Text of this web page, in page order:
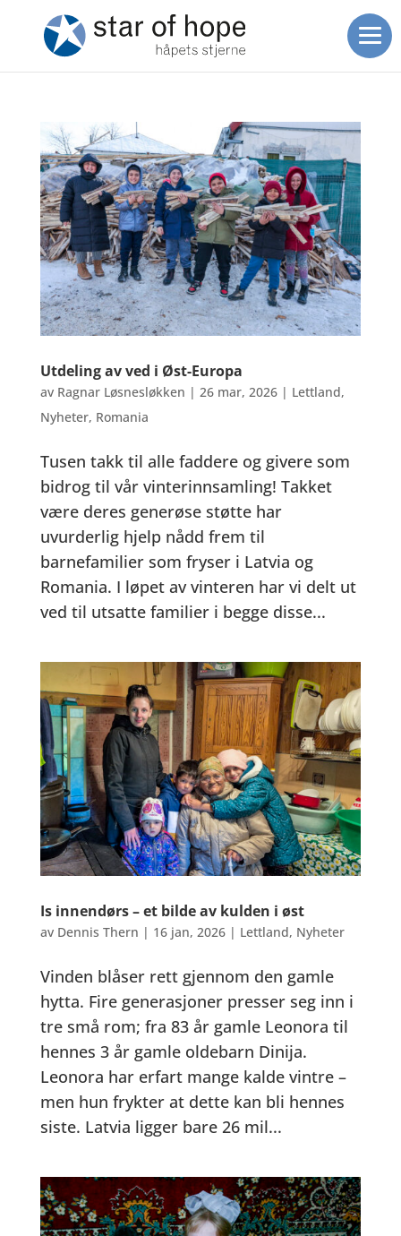
Utdeling av ved i Øst-Europa
av Ragnar Løsnesløkken | 26 mar, 2026| Lettland,
Nyheter, Romania
Tusen takk til alle faddere og givere som
bidrog til vår vinterinnsamling! Takket
være deres generøse støtte har
uvurderlig hjelp nådd frem til
barnefamilier som fryser i Latvia og
Romania. I løpet av vinteren har vi delt ut
ved til utsatte familier i begge disse...
Is innendørs – et bilde av kulden i øst
av Dennis Thern | 16 jan, 2026| Lettland, Nyheter
Vinden blåser rett gjennom den gamle
hytta. Fire generasjoner presser seg inn i
tre små rom; fra 83 år gamle Leonora til
hennes 3 år gamle oldebarn Dinija.
Leonora har erfart mange kalde vintre –
men hun frykter at dette kan bli hennes
siste. Latvia ligger bare 26 mil...